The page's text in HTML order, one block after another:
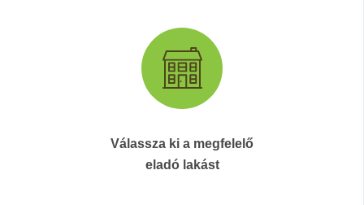
Válassza ki a megfelelő
eladó lakást